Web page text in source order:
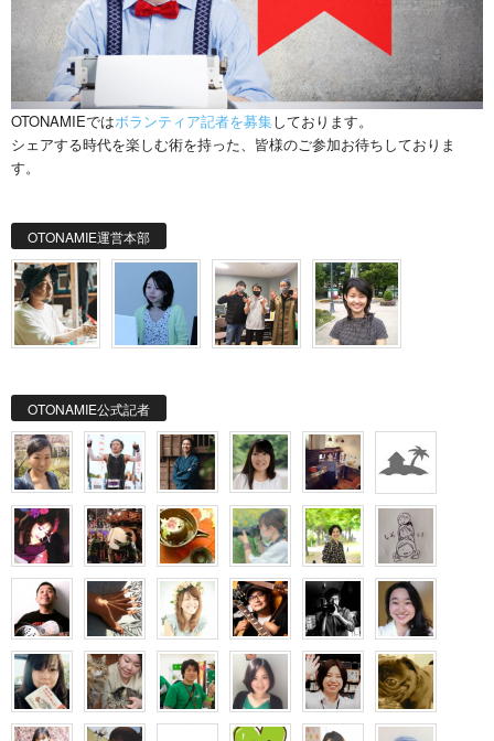
OTONAMIEではボランティア記者を募集しております。
シェアする時代を楽しむ術を持った、皆様のご参加お待ちしておりま
す。
OTONAMIE運営本部
OTONAMIE公式記者